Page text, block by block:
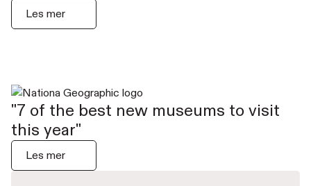
Les mer
"7 of the best new museums to visit
this year"
Les mer